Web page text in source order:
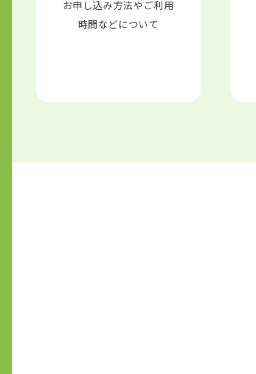
お申し込み方法やご利用
時間などについて